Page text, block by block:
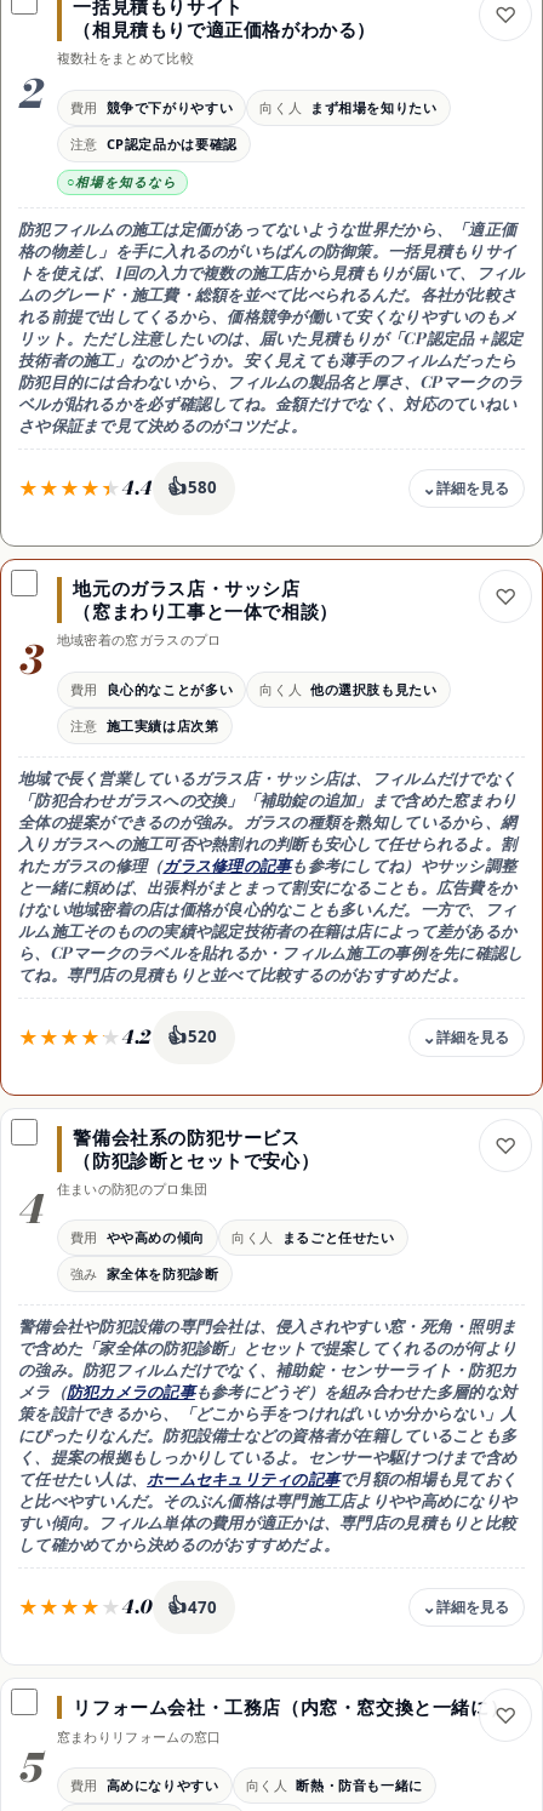
強み
CP認定品×有資格施工×熱割れ診断
確認
認定技術者の在籍・施工実績
会社による差はあるので保証も確認
向き
どこに頼むか迷ったらまずここ
2
一括見積もりサイト
（相見積もりで適正価格がわかる）
複数社をまとめて比較
費用 競争で下がりやすい 向く人
まず相場を知りたい
注意 CP認定品かは要確認
相場を知るなら
防犯フィルムの施工は定価があってないような世界だから、
「適正価
格の物差し」を手に入れるのがいちばんの防御策。一括見積もりサイ
トを使えば、1回の入力で複数の施工店から見積もりが届いて、フィル
ムのグレード・施工費・総額を並べて比べられるんだ。各社が比較さ
れる前提で出してくるから、 価格競争が働いて安くなりやすいのもメ
リット。ただし注意したいのは、届いた見積もりが「CP認定品＋認定
技術者の施工」なのかどうか。安く見えても薄手のフィルムだったら
防犯目的には合わないから、 フィルムの製品名と厚さ、CPマークのラ
ベルが貼れるかを必ず確認してね。金額だけでなく、対応のていねい
さや保証まで見て決めるのがコツだよ。
4.4 👍580
費用感
競争原理で下がりやすい
強み
相場の把握と比較が一度にできる
注意
フィルムの製品名・厚さ・CP認定を確認
条件をそろえて総額で比較
向き
まず相場を知りたい人
3
地元のガラス店・サッシ店
（窓まわり工事と一体で相談）
地域密着の窓ガラスのプロ
費用 良心的なことが多い 向く人
他の選択肢も見たい
注意 施工実績は店次第
地域で長く営業しているガラス店・サッシ店は、
フィルムだけでなく
「防犯合わせガラスへの交換」「補助錠の追加」まで含めた窓まわり
全体の提案ができるのが強み。ガラスの種類を熟知しているから、網
入りガラスへの施工可否や熱割れの判断も安心して任せられるよ。割
れたガラスの修理（ガラス修理の記事も参考にしてね）やサッシ調整
と一緒に頼めば、出張料がまとまって割安になることも。広告費をか
けない地域密着の店は価格が良心的なことも多いんだ。一方で、フィ
ルム施工そのものの実績や認定技術者の在籍は店によって差があるか
ら、 CPマークのラベルを貼れるか・フィルム施工の事例を先に確認し
てね。専門店の見積もりと並べて比較するのがおすすめだよ。
4.2 👍520
費用感
地域密着で良心的なことが多い
強み
ガラス交換・補助錠まで一体提案
注意
フィルム施工実績・CP対応は店次第
専門店の見積もりと並べて比較
フィルム以外の選択肢も見たい人
4
警備会社系の防犯サービス
（防犯診断とセットで安心）
住まいの防犯のプロ集団
費用 やや高めの傾向 向く人
まるごと任せたい
強み 家全体を防犯診断
警備会社や防犯設備の専門会社は、 侵入されやすい窓・死角・照明ま
で含めた「家全体の防犯診断」とセットで提案してくれるのが何より
の強み。防犯フィルムだけでなく、補助錠・センサーライト・防犯カ
メラ（防犯カメラの記事も参考にどうぞ）を組み合わせた多層的な対
策を設計できるから、「どこから手をつければいいか分からない」人
にぴったりなんだ。防犯設備士などの資格者が在籍していることも多
く、提案の根拠もしっかりしているよ。センサーや駆けつけまで含め
て任せたい人は、ホームセキュリティの記事で月額の相場も見ておく
と比べやすいんだ。そのぶん価格は専門施工店よりやや高めになりや
すい傾向。フィルム単体の費用が適正かは、専門店の見積もりと比較
して確かめてから決めるのがおすすめだよ。
4.0 👍470
費用感
専門店よりやや高めの傾向
強み
家全体の防犯診断と多層的な提案
特徴
カメラ・センサーとのセット設計
5
リフォーム会社・工務店（内窓・窓交換と一緒に）
窓まわりリフォームの窓口
費用 高めになりやすい 向く人
断熱・防音も一緒に